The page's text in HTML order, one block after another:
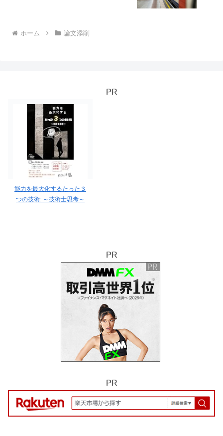
ホーム 論文添削
PR
能力を最大化するたった３
つの技術: ～技術士思考～
PR
PR